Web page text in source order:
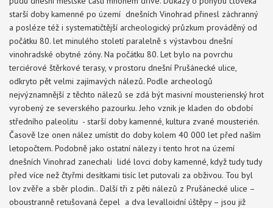
starší doby kamenné po území dnešních Vinohrad přinesl záchranný
a posléze též i systematičtější archeologický průzkum prováděný od
počátku 80. let minulého století paralelně s výstavbou dnešní
vinohradské obytné zóny. Na počátku 80. Let bylo na povrchu
terciérové štěrkové terasy, v prostoru dnešní Prušánecké ulice,
odkryto pět velmi zajímavých nálezů. Podle archeologů
nejvýznamnější z těchto nálezů se zdá být masivní mousterienský hrot
vyrobený ze severského pazourku. Jeho vznik je kladen do období
středního paleolitu - starší doby kamenné, kultura zvané mousterién.
Časově lze onen nález umístit do doby kolem 40 000 let před naším
letopočtem. Podobně jako ostatní nálezy i tento hrot na území
dnešních Vinohrad zanechali lidé lovci doby kamenné, když tudy tudy
před více než čtyřmi desítkami tisíc let putovali za obživou. Tou byl
lov zvěře a sběr plodin.. Další tři z pěti nálezů z Prušánecké ulice –
oboustranně retušovaná čepel a dva levalloidní úštěpy – jsou již